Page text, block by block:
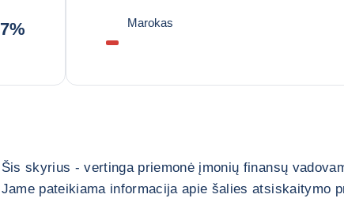
7% Marokas
Šis skyrius - vertinga priemonė įmonių finansų
Jame pateikiama informacija apie šalies atsiskaitymo